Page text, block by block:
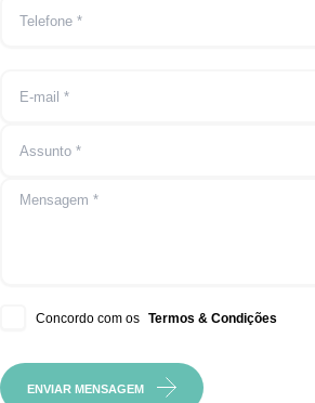
Concordo com os Termos & Condições
ENVIAR MENSAGEM